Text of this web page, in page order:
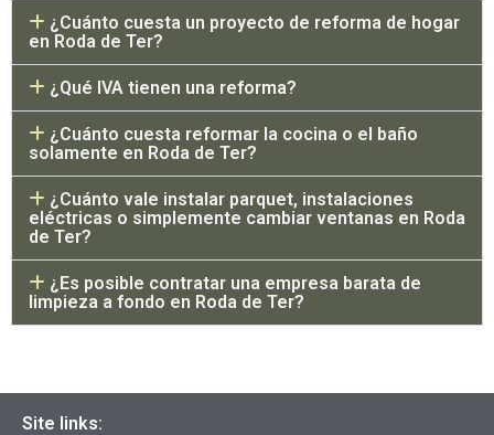
¿Cuánto cuesta un proyecto de reforma de hogar
en Roda de Ter?
¿Qué IVA tienen una reforma?
¿Cuánto cuesta reformar la cocina o el baño
solamente en Roda de Ter?
¿Cuánto vale instalar parquet, instalaciones
eléctricas o simplemente cambiar ventanas en Roda
de Ter?
¿Es posible contratar una empresa barata de
limpieza a fondo en Roda de Ter?
Site links: